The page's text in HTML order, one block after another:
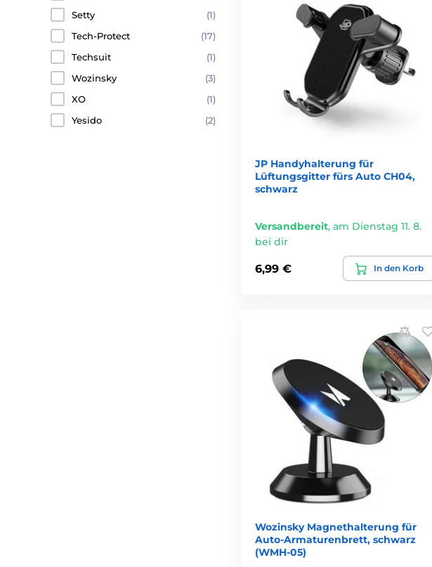
Setty
(1)
Tech-Protect
(17)
Techsuit
(1)
Wozinsky
(3)
XO
(1)
Yesido
(2)
JP Handyhalterung für
Lüftungsgitter fürs Auto CH04,
schwarz
Versandbereit, am Dienstag 11. 8.
bei dir
6,99 € In den Korb
Wozinsky Magnethalterung für
Auto-Armaturenbrett, schwarz
(WMH-05)